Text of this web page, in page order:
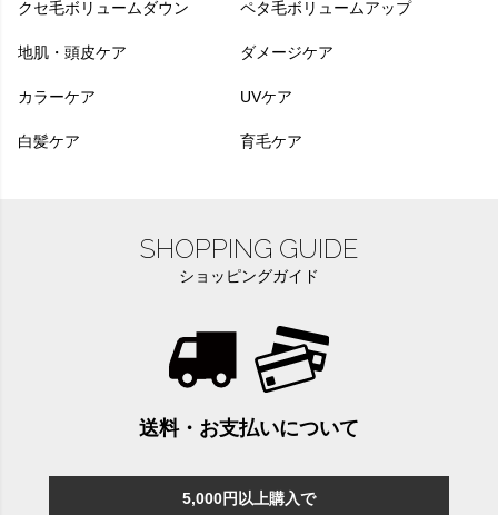
クセ毛ボリュームダウン ペタ毛ボリュームアップ
地肌・頭皮ケア ダメージケア
カラーケア UVケア
白髪ケア 育毛ケア
SHOPPING GUIDE
ショッピングガイド
送料・お支払いについて
5,000円以上購入で